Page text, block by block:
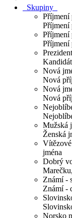
Skupiny
Příjmení
Příjmení
Příjmení
Příjmení
Nová
Nová
Nová
Nová
Mužská
Ženská
jména
Dobrý
Známí -
Známí -
Norsko